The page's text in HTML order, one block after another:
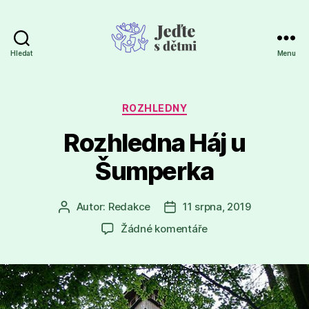
Hledat Menu
Rubriky
ROZHLEDNY
Rozhledna Háj u
Šumperka
Autor
příspěvku
Autor: Redakce
Datum
příspěvku
11 srpna, 2019
Žádné komentářeu
názvem
Rozhledna
Háj